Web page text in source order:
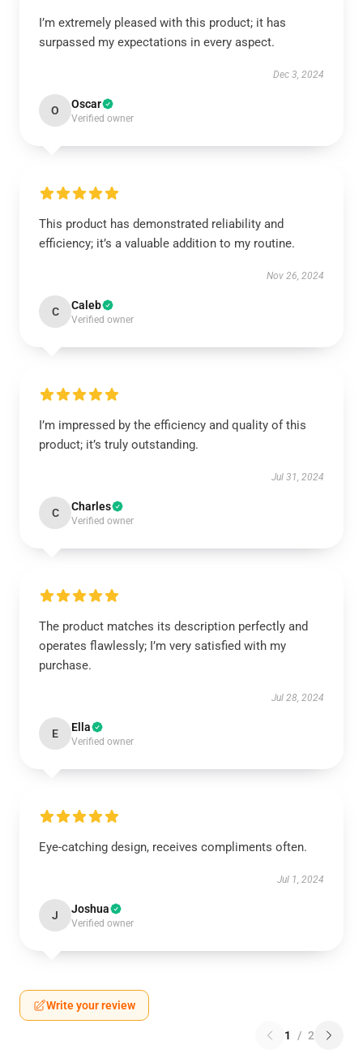
I’m extremely pleased with this product; it has
surpassed my expectations in every aspect.
Dec 3, 2024
O Oscar
Verified owner
This product has demonstrated reliability and
efficiency; it’s a valuable addition to my routine.
Nov 26, 2024
C Caleb
Verified owner
I’m impressed by the efficiency and quality of this
product; it’s truly outstanding.
Jul 31, 2024
C Charles
Verified owner
The product matches its description perfectly and
operates flawlessly; I’m very satisfied with my
purchase.
Jul 28, 2024
E Ella
Verified owner
Eye-catching design, receives compliments often.
Jul 1, 2024
J Joshua
Verified owner
Write your review
1 / 2